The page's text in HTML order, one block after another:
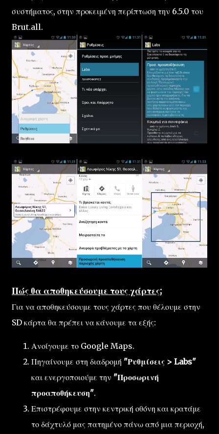
συστήματος, στην προκειμένη περίπτωση την 6.5.0 του
Brut.all.
Πώς θα αποθηκεύσουμε τους χάρτες;
Για να αποθηκεύσουμε τους χάρτες που θέλουμε στην
SD κάρτα θα πρέπει να κάνουμε τα εξής:
Ανοίγουμε το Google Maps.
Πηγαίνουμε στη διαδρομή "Ρυθμίσεις > Labs"
και ενεργοποιούμε την "Προσωρινή
προαποθήκευση".
Επιστρέφουμε στην κεντρική οθόνη και κρατάμε
το δάχτυλό μας πατημένο πάνω από μια περιοχή,